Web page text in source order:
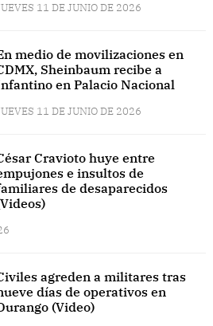
11 DE JUNIO DE 2026
medio de movilizaciones en
Sheinbaum recibe a
en Palacio Nacional
11 DE JUNIO DE 2026
Cravioto huye entre
e insultos de
de desaparecidos
agreden a militares tras
días de operativos en
(Video)